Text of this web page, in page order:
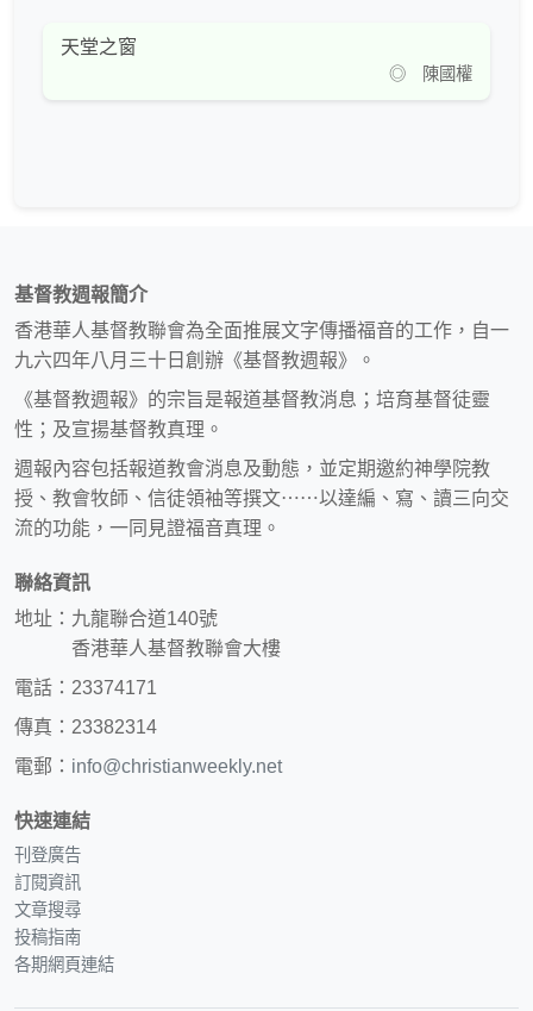
天堂之窗
◎ 陳國權
基督教週報簡介
香港華人基督教聯會為全面推展文字傳播福音的工作，自一
九六四年八月三十日創辦《基督教週報》。
《基督教週報》的宗旨是報道基督教消息；培育基督徒靈
性；及宣揚基督教真理。
週報內容包括報道教會消息及動態，並定期邀約神學院教
授、教會牧師、信徒領袖等撰文⋯⋯以達編、寫、讀三向交
流的功能，一同見證福音真理。
聯絡資訊
地址：九龍聯合道140號
香港華人基督教聯會大樓
電話：23374171
傳真：23382314
電郵： info@christianweekly.net
快速連結
刊登廣告
訂閱資訊
文章搜尋
投稿指南
各期網頁連結